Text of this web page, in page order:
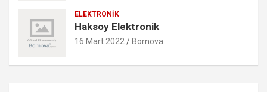
ELEKTRONIK
Haksoy Elektronik
16 Mart 2022 Bornova